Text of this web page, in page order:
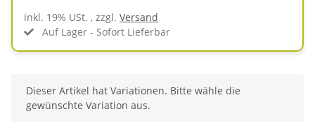
inkl. 19% USt. , zzgl. Versand
Auf Lager - Sofort Lieferbar
x
Dieser Artikel hat Variationen. Bitte wähle die
gewünschte Variation aus.